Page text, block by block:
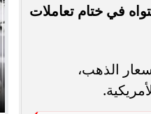
بقيمة 65 جنيهًا مقارنة بمستواه في ختام تعاملات
الذهب،
رائد شرطة وشخص آخر